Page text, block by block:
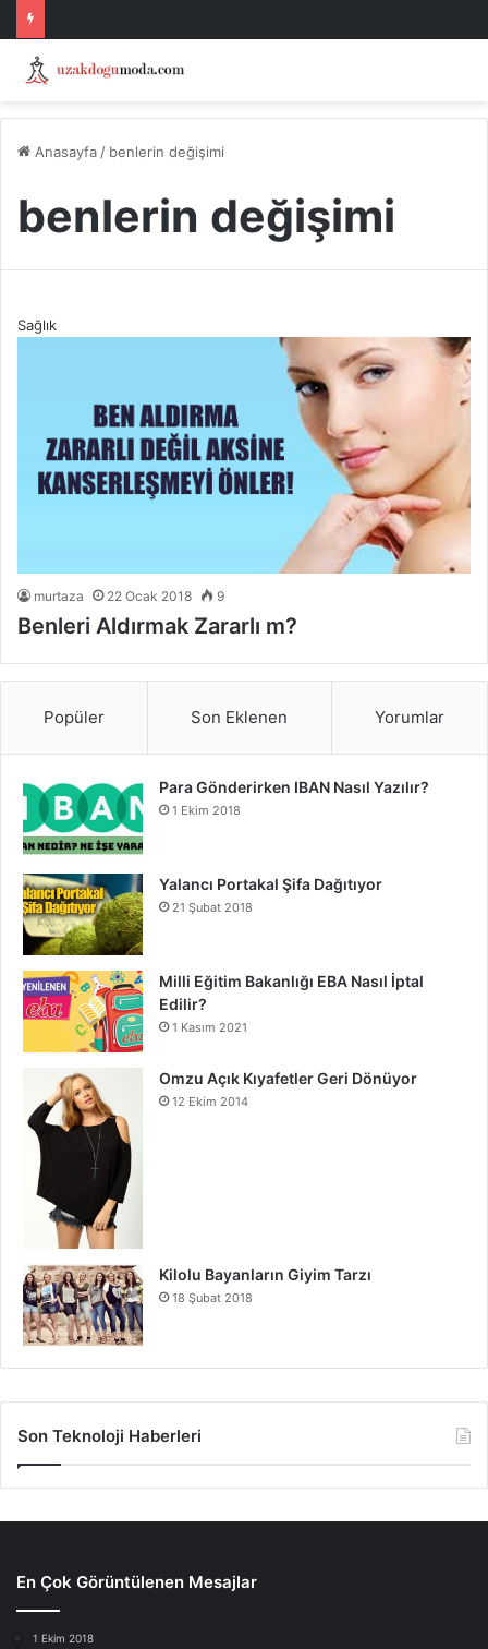
Anasayfa / benlerin değişimi
benlerin değişimi
Sağlık
murtaza 22 Ocak 2018 9
Benleri Aldırmak Zararlı m?
Popüler Son Eklenen Yorumlar
Para Gönderirken IBAN Nasıl Yazılır?
1 Ekim 2018
Yalancı Portakal Şifa Dağıtıyor
21 Şubat 2018
Milli Eğitim Bakanlığı EBA Nasıl İptal
Edilir?
1 Kasım 2021
Omzu Açık Kıyafetler Geri Dönüyor
12 Ekim 2014
Kilolu Bayanların Giyim Tarzı
18 Şubat 2018
Son Teknoloji Haberleri
En Çok Görüntülenen Mesajlar
1 Ekim 2018